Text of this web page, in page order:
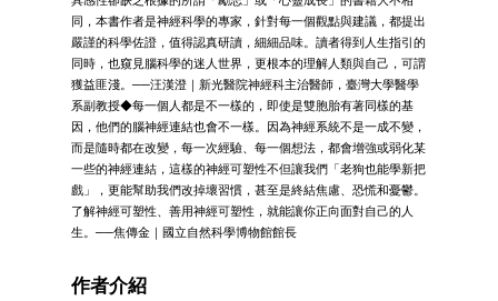
同，本書作者是神經科學的專家，針對每一個觀點與建議，都提出
嚴謹的科學佐證，值得認真研讀，細細品味。讀者得到人生指引的
同時，也窺見腦科學的迷人世界，更根本的理解人類與自己，可謂
獲益匪淺。──汪漢澄｜新光醫院神經科主治醫師，臺灣大學醫學
系副教授◆每一個人都是不一樣的，即使是雙胞胎有著同樣的基
因，他們的腦神經連結也會不一樣。因為神經系統不是一成不變，
而是隨時都在改變，每一次經驗、每一個想法，都會增強或弱化某
一些的神經連結，這樣的神經可塑性不但讓我們「老狗也能學新把
戲」，更能幫助我們改掉壞習慣，甚至是終結焦慮、恐慌和憂鬱。
了解神經可塑性、善用神經可塑性，就能讓你正向面對自己的人
生。──焦傳金｜國立自然科學博物館館長
作者介紹